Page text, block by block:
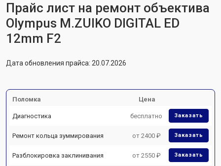
Прайс лист на ремонт объектива
Olympus M.ZUIKO DIGITAL ED
12mm F2
Дата обновления прайса: 20.07.2026
Поломка Цена
Диагностика бесплатно Заказать
Ремонт кольца зуммирования от 2400 ₽ Заказать
Разблокировка заклинивания от 2550 ₽ Заказать